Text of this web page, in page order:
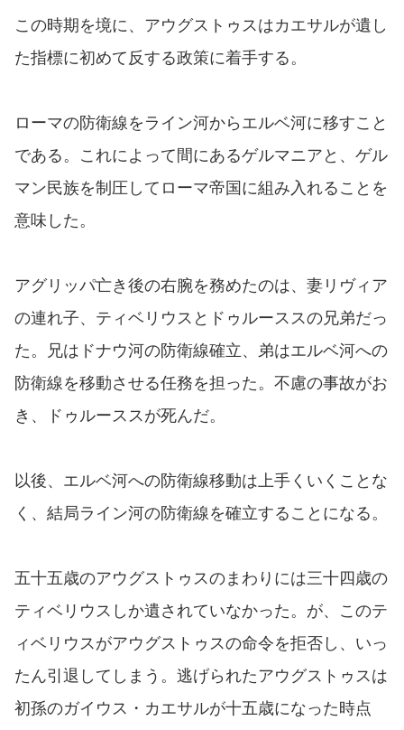
この時期を境に、アウグストゥスはカエサルが遺し
た指標に初めて反する政策に着手する。
ローマの防衛線をライン河からエルベ河に移すこと
である。これによって間にあるゲルマニアと、ゲル
マン民族を制圧してローマ帝国に組み入れることを
意味した。
アグリッパ亡き後の右腕を務めたのは、妻リヴィア
の連れ子、ティベリウスとドゥルーススの兄弟だっ
た。兄はドナウ河の防衛線確立、弟はエルベ河への
防衛線を移動させる任務を担った。不慮の事故がお
き、ドゥルーススが死んだ。
以後、エルベ河への防衛線移動は上手くいくことな
く、結局ライン河の防衛線を確立することになる。
五十五歳のアウグストゥスのまわりには三十四歳の
ティベリウスしか遺されていなかった。が、このテ
ィベリウスがアウグストゥスの命令を拒否し、いっ
たん引退してしまう。逃げられたアウグストゥスは
初孫のガイウス・カエサルが十五歳になった時点